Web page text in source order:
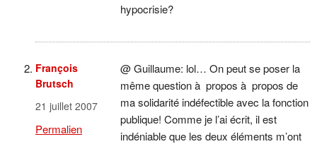
hypocrisie?
François
Brutsch
21 juillet 2007
Permalien
@ Guillaume: lol… On peut se poser la
même question à propos à propos de
ma solidarité indéfectible avec la fonction
publique! Comme je l’ai écrit, il est
indéniable que les deux éléments m’ont